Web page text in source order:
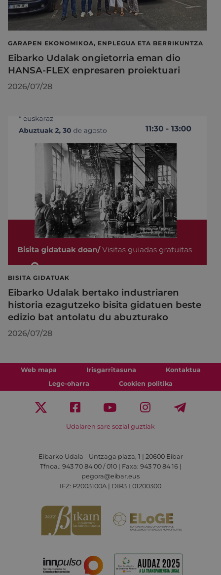
GARAPEN EKONOMIKOA, ENPLEGUA ETA BERRIKUNTZA
Eibarko Udalak ongietorria eman dio
HANSA-FLEX enpresaren proiektuari
2026/07/28
BISITA GIDATUAK
Eibarko Udalak bertako industriaren
historia ezagutzeko bisita gidatuen beste
edizio bat antolatu du abuzturako
2026/07/28
Web mapa Irisgarritasuna
Kontaktua
Lege-oharra
Cookien politika
Udalaren sare sozial guztiak
Eibarko Udala - Untzaga plaza, 1 | 20600 Eibar
Tfnoa.: 943 70 84 00 / 010 | Faxa: 943 70 84 16 |
pegora@eibar.eus
IFZ: P2003100A | DIR3 L01200300